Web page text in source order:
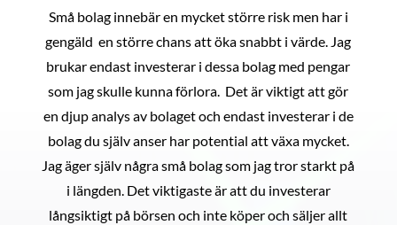
Små bolag innebär en mycket större risk men har i
gengäld en större chans att öka snabbt i värde. Jag
brukar endast investerar i dessa bolag med pengar
som jag skulle kunna förlora. Det är viktigt att gör
en djup analys av bolaget och endast investerar i de
bolag du själv anser har potential att växa mycket.
Jag äger själv några små bolag som jag tror starkt på
i längden. Det viktigaste är att du investerar
långsiktigt på börsen och inte köper och säljer allt